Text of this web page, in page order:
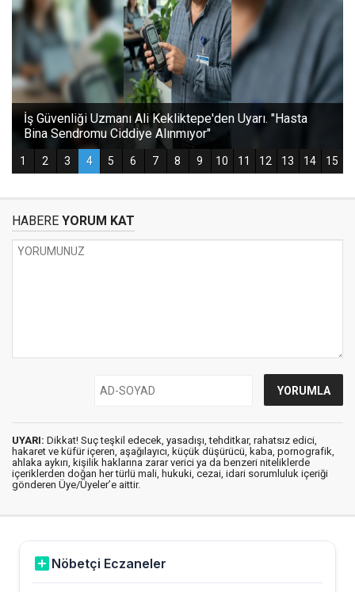
HABERE YORUM KAT
UYARI: Dikkat! Suç teşkil edecek, yasadışı, tehditkar, rahatsız edici,
hakaret ve küfür içeren, aşağılayıcı, küçük düşürücü, kaba, pornografik,
ahlaka aykırı, kişilik haklarına zarar verici ya da benzeri niteliklerde
içeriklerden doğan her türlü mali, hukuki, cezai, idari sorumluluk içeriği
gönderen Üye/Üyeler’e aittir.